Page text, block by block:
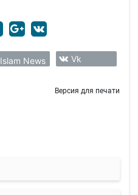
Islam News Vk
Версия для печати